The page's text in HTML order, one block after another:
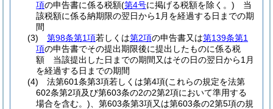
項の申告書に係る税額(第4号に掲げる税額を除く。) 当
該税額に係る納期限の翌日から1月を経過する日までの期
間
(3)
第98条第1項若しくは第2項の申告書又は第139条第1
項の申告書でその提出期限後に提出したものに係る税
額 当該提出した日までの期間又はその日の翌日から1月
を経過する日までの期間
(4)
法第601条第3項若しくは第4項(これらの規定を法第
602条第2項及び第603条の2の2第2項において準用する
場合を含む。) 、第603条第3項又は第603条の2第5項の規